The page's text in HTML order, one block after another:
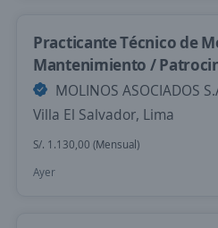
Practicante Técnico de
Mantenimiento /
MOLINOS ASOCIADOS
Villa El Salvador, Lima
S/. 1.130,00 (Mensual)
Ayer